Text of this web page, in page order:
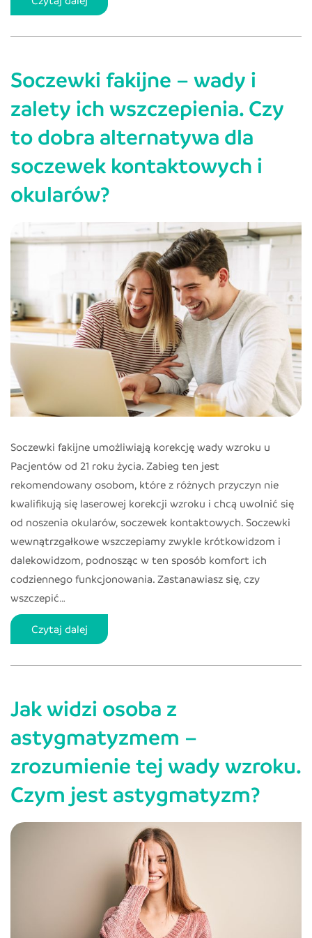
wzroku
online
sprawdź
wzrok
w
Soczewki fakijne – wady i
zalety ich wszczepienia. Czy
to dobra alternatywa dla
soczewek kontaktowych i
okularów?
Soczewki fakijne umożliwiają korekcję wady wzroku u
Pacjentów od 21 roku życia. Zabieg ten jest
rekomendowany osobom, które z różnych przyczyn nie
kwalifikują się laserowej korekcji wzroku i chcą uwolnić się
od noszenia okularów, soczewek kontaktowych. Soczewki
wewnątrzgałkowe wszczepiamy zwykle krótkowidzom i
dalekowidzom, podnosząc w ten sposób komfort ich
codziennego funkcjonowania. Zastanawiasz się, czy
wszczepić…
Czytaj dalejSoczewki
fakijne
–
i
ich
wszczepienia.
to
alternatywa
soczewek
kontaktowych
okularów?
Jak widzi osoba z
astygmatyzmem –
zrozumienie tej wady wzroku.
Czym jest astygmatyzm?